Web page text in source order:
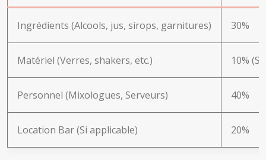
Ingrédients (Alcools, jus, sirops, garnitures) 30%
Matériel (Verres, shakers, etc.) 10%
Personnel (Mixologues, Serveurs) 40%
Location Bar (Si applicable) 20%